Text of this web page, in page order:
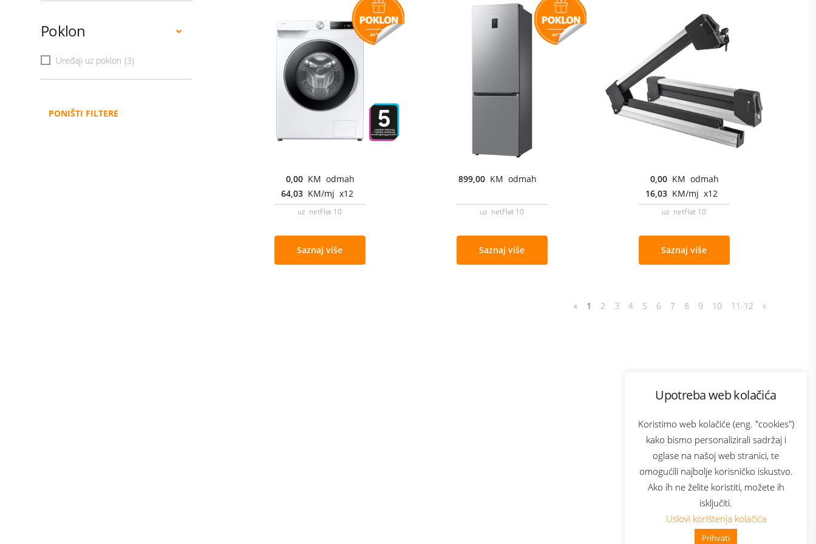
Upotreba web kolačića
Koristimo web kolačiće (eng. "cookies")
kako bismo personalizirali sadržaj i
oglase na našoj web stranici, te
omogućili najbolje korisničko iskustvo.
Ako ih ne želite koristiti, možete ih
isključiti.
Uslovi korištenja kolačića
Prihvati
👋 Zdravo, kako mogu pomoći?
Poklon
Uređaji uz poklon (3)
PONIŠTI FILTERE
0,00 KM odmah
64,03 KM/mj x12
uz netFlat 10
Saznaj više
899,00 KM odmah
uz netFlat 10
Saznaj više
0,00 KM odmah
16,03 KM/mj x12
uz netFlat 10
Saznaj više
« 1 2 3 4 5 6 7 8 9 10 11-12 »
Bonus plus
Prijava za newsletter